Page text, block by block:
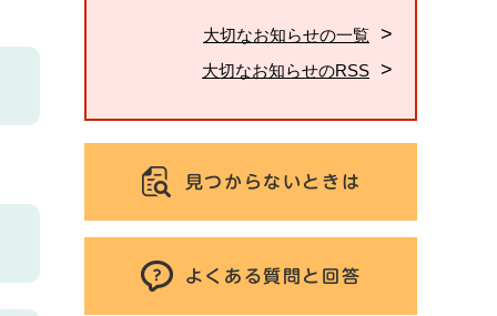
大切なお知らせの一覧
大切なお知らせのRSS
見つからないときは
よくある質問と回答